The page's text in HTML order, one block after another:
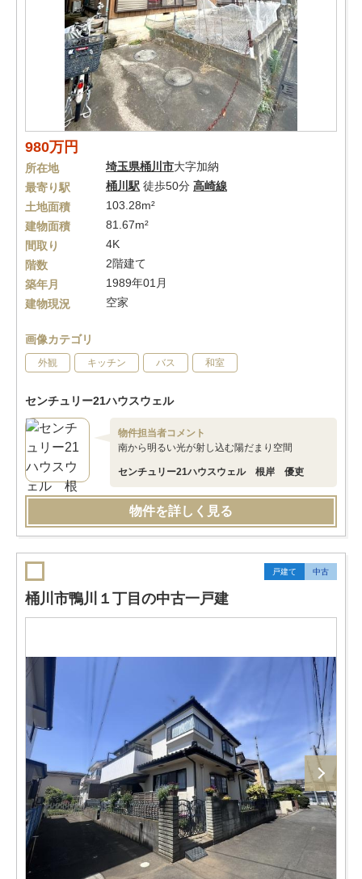
980万円
所在地 埼玉県桶川市大字加納
最寄り駅
桶川駅 徒歩50分 高崎線
土地面積
103.28m²
建物面積
81.67m²
間取り
4K
階数
2階建て
築年月
1989年01月
建物現況
空家
画像カテゴリ
外観 キッチン バス 和室
センチュリー21ハウスウェル
物件担当者コメント
南から明るい光が射し込む陽だまり空間
センチュリー21ハウスウェル 根岸 優吏
物件を詳しく見る
戸建て 中古
桶川市鴨川１丁目の中古一戸建